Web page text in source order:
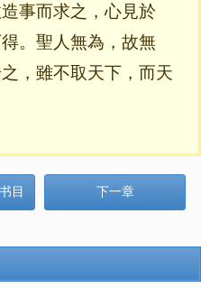
事而求之，心見於
。聖人無為，故無
，雖不取天下，而天
目 下一章